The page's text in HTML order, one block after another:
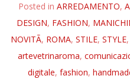
Posted in ARREDAMENTO,
DESIGN, FASHION,
NOVITÃ, ROMA, STILE, STYLE,
artevetrinaroma,
digitale, fashion,